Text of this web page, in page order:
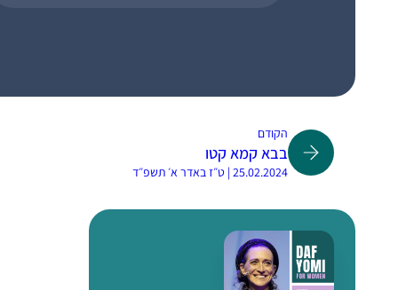
הקודם
בבא קמא קטו
25.02.2024 | ט״ז באדר א׳ תשפ״ד